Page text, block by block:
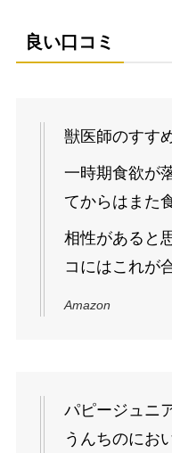
良い口コミ
獣医師のすす
一時期食欲が
てからはまた
相性があると
コにはこれが
Amazon
パピージュニ
うんちのにお